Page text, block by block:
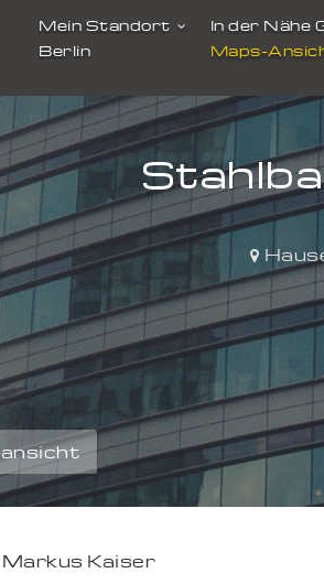
Mein Standort
Berlin
In der Nähe
Maps-
Kaiser